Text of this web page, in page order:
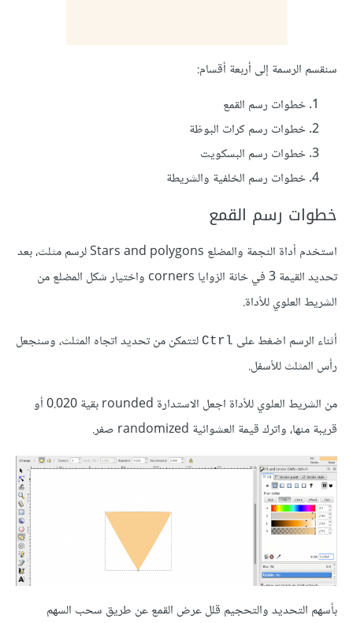
سنقسم الرسمة إلى أربعة أقسام:
خطوات رسم القمع
خطوات رسم كرات البوظة
خطوات رسم البسكويت
خطوات رسم الخلفية والشريطة
خطوات رسم القمع
استخدم أداة النجمة والمضلع Stars and polygons لرسم مثلث، بعد
تحديد القيمة 3 في خانة الزوايا corners واختيار شكل المضلع من
الشريط العلوي للأداة.
أثناء الرسم اضغط على Ctrl لتتمكن من تحديد اتجاه المثلث، وسنجعل
رأس المثلث للأسفل.
من الشريط العلوي للأداة اجعل الاستدارة rounded بقية 0.020 أو
قريبة منها، واترك قيمة العشوائية randomized صفر.
بأسهم التحديد والتحجيم قلل عرض القمع عن طريق سحب السهم